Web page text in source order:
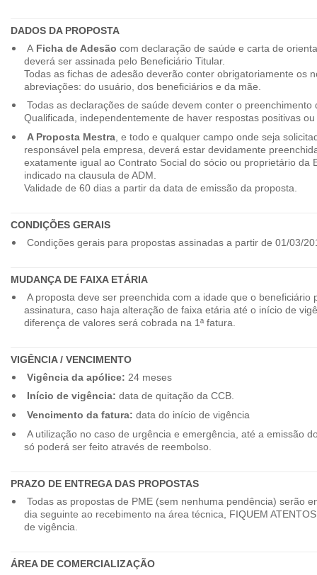
DADOS DA PROPOSTA
A Ficha de Adesão com declaração de saúde e carta de
deverá ser assinada pelo Beneficiário Titular.
Todas as fichas de adesão deverão conter obrigatoriamente os
abreviações: do usuário, dos beneficiários e da mãe.
Todas as declarações de saúde devem conter o preenchimento
Qualificada, independentemente de haver respostas positivas ou
A Proposta Mestra, e todo e qualquer campo onde seja
responsável pela empresa, deverá estar devidamente
exatamente igual ao Contrato Social do sócio ou proprietário da
indicado na clausula de ADM.
Validade de 60 dias a partir da data de emissão da proposta.
CONDIÇÕES GERAIS
Condições gerais para propostas assinadas a partir de 01/03/
MUDANÇA DE FAIXA ETÁRIA
A proposta deve ser preenchida com a idade que o beneficiário
assinatura, caso haja alteração de faixa etária até o início de
diferença de valores será cobrada na 1ª fatura.
VIGÊNCIA / VENCIMENTO
Vigência da apólice: 24 meses
Início de vigência: data de quitação da CCB.
Vencimento da fatura: data do início de vigência
A utilização no caso de urgência e emergência, até a emissão
só poderá ser feito através de reembolso.
PRAZO DE ENTREGA DAS PROPOSTAS
Todas as propostas de PME (sem nenhuma pendência) serão
dia seguinte ao recebimento na área técnica, FIQUEM
de vigência.
ÁREA DE COMERCIALIZAÇÃO